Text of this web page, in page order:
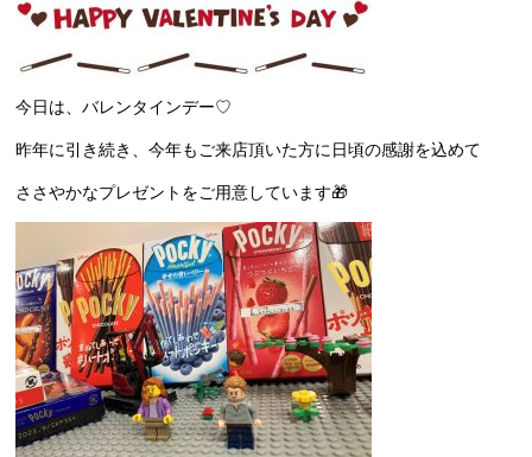
今日は、バレンタインデー♡
昨年に引き続き、今年もご来店頂いた方に日頃の感謝を込めて
ささやかなプレゼントをご用意しています🎁